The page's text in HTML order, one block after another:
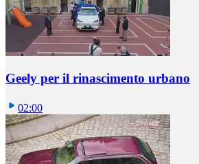
Geely per il rinascimento urbano
02:00